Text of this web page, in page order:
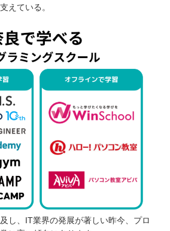
えている。
し、IT業界の発展が著しい昨今、プロ